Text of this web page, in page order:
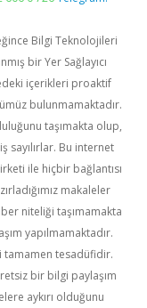
Bilgi Teknolojileri
bir Yer Sağlayıcı
içerikleri proaktif
bulunmamaktadır.
taşımakta olup,
sayılırlar. Bu internet
ile hiçbir bağlantısı
makaleler
niteliği taşımamakta
yapılmamaktadır.
tamamen tesadüfidir.
bir bilgi paylaşım
aykırı olduğunu